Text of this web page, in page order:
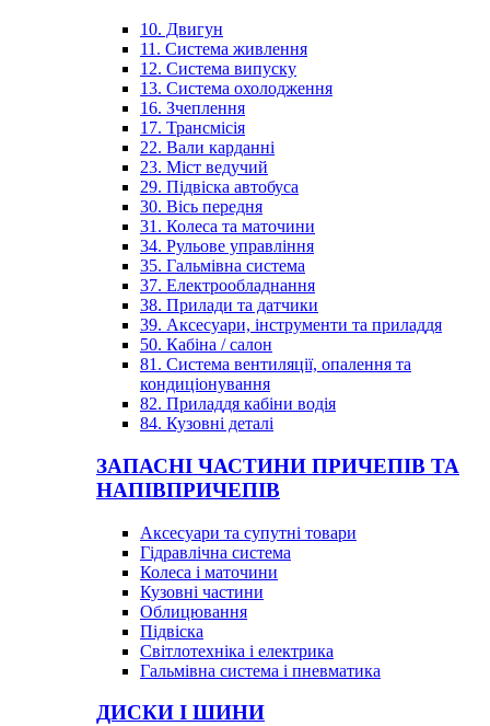
10. Двигун
11. Система живлення
12. Система випуску
13. Система охолодження
16. Зчеплення
17. Трансмісія
22. Вали карданні
23. Міст ведучий
29. Підвіска автобуса
30. Вісь передня
31. Колеса та маточини
34. Рульове управління
35. Гальмівна система
37. Електрообладнання
38. Прилади та датчики
39. Аксесуари, інструменти та приладдя
50. Кабіна / салон
81. Система вентиляції, опалення та
кондиціонування
82. Приладдя кабіни водія
84. Кузовні деталі
ЗАПАСНІ ЧАСТИНИ ПРИЧЕПІВ ТА
НАПІВПРИЧЕПІВ
Аксесуари та супутні товари
Гідравлічна система
Колеса і маточини
Кузовні частини
Облицювання
Підвіска
Світлотехніка і електрика
Гальмівна система і пневматика
ДИСКИ І ШИНИ